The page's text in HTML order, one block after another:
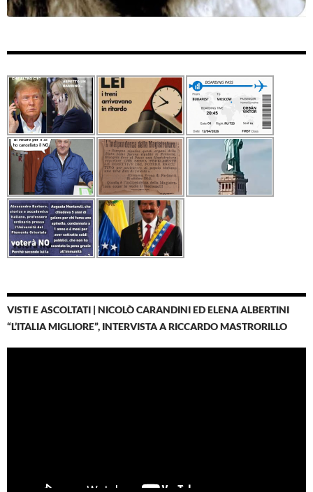
VISTI E ASCOLTATI | NICOLÒ CARANDINI ED ELENA ALBERTINI
“L’ITALIA MIGLIORE”, INTERVISTA A RICCARDO MASTRORILLO